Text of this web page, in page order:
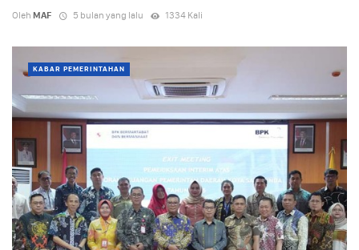
Oleh MAF 5 bulan yang lalu 1334 Kali
KABAR PEMERINTAHAN